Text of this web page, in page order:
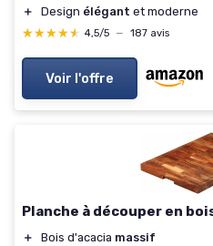
＋
Design élégant et moderne
★★★★★
★★★★★ 4,5/5 — 187 avis
Voir l'offre
Planche à découper en
＋ Bois d'acacia massif